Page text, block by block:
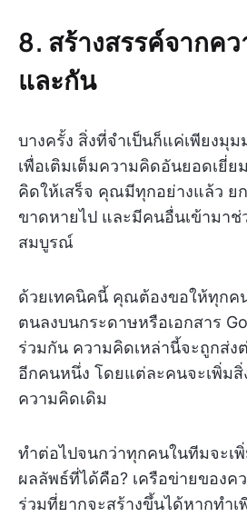
8. สร้างสรรค์จากค
และกัน
บางครั้ง สิ่งที่จำเป็นก็แค่เพียงมุ
เพื่อเติมเต็มความคิดอันยอดเยี่
คิดให้เสร็จ คุณมีทุกอย่างแล้ว ยก
ขาดหายไป และมีคนอื่นเข้ามา
สมบูรณ์
ด้วยเทคนิคนี้ คุณต้องขอให้ทุกค
ตนลงบนกระดาษหรือเอกสาร
ร่วมกัน ความคิดเหล่านี้จะถูกส่ง
อีกคนหนึ่ง โดยแต่ละคนจะเพิ่มสิ่
ความคิดเดิม
ทำต่อไปจนกว่าทุกคนในทีมจะเ
ผลลัพธ์ที่ได้คือ? เครือข่ายของค
ร่วมที่ยากจะสร้างขึ้นได้หากทำเ